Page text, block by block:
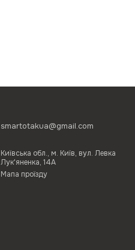
smartotakua@gmail.com
Київська обл., м. Київ, вул. Левка
Лук'яненка, 14А
Мапа проїзду